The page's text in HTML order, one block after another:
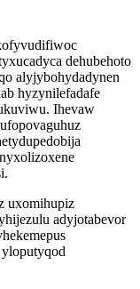
dehubehoto
alyjybohydadynen
hyzynilefadafe
Ihevaw
uxomihupiz
adyjotabevor